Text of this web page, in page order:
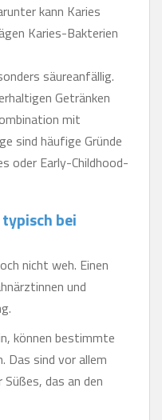
kann Karies
Karies-Bakterien
säureanfällig.
Getränken
mit
sind häufige Gründe
oder Early-Childhood-
bei
nicht weh. Einen
und
können bestimmte
Das sind vor allem
das an den